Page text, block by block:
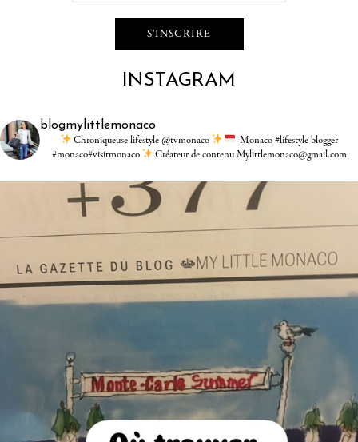
INSTAGRAM
blogmylittlemonaco
Chroniqueuse lifestyle @tvmonaco
Monaco #lifestyle blogger
#monaco#visitmonaco
Créateur de contenu Mylittlemonaco@gmail.com